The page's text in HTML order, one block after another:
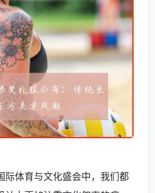
际体育与文化盛会中，我们都